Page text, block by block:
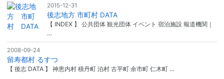
2015-12-31
後志地方 市町村 DATA
【 INDEX 】 公共団体 観光団体 イベント 宿泊施設 報道機関｜
…
2008-09-24
留寿都村 るすつ
【 後志 DATA 】 神恵内村 積丹町 泊村 古平町 余市町 仁木町 …